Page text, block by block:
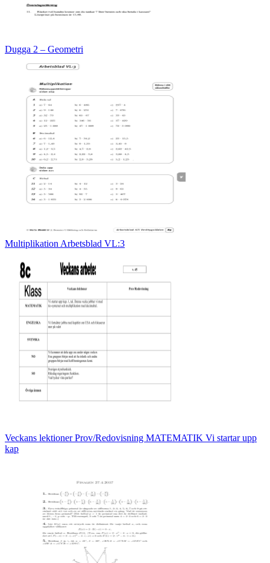
Dugga 2 – Geometri
Multiplikation Arbetsblad VL:3
Veckans lektioner Prov/Redovisning MATEMATIK Vi startar upp
kap